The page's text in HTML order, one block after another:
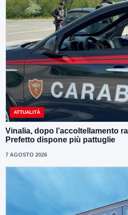
ATTUALITÀ
Vinalia, dopo l’accoltellamento
Prefetto dispone più pattuglie
7 AGOSTO 2026